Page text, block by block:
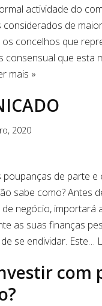
actividade do
de
concelhos que
consensual que esta
mais »
2020
poupanças de parte e
sabe como? Antes
negócio, importará
as suas finanças
se endividar. Este…
com